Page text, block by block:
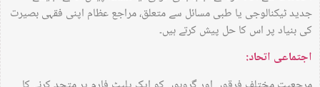
جدید ٹیکنالوجی یا طبی مسائل سے متعلق، مراجع عظام اپنی فقہی بصیرت
کی بنیاد پر اس کا حل پیش کرتے ہیں۔
اجتماعی اتحاد: